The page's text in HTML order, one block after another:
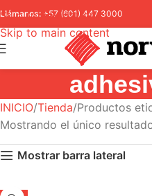
Skip to navigation
Skip to main content
Llámanos: +57 (601) 447 3000
INICIO Tienda Productos
Mostrando el único
Mostrar barra lateral